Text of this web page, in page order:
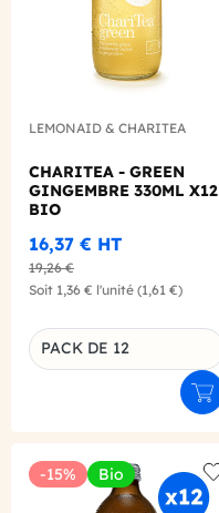
LEMONAID & CHARITEA
CHARITEA - GREEN
GINGEMBRE 330ML X12
BIO
16,37 € HT
19,26 €
Soit 1,36 € l'unité (1,61 €)
Déclinaison du produit
PACK DE 12
-15% Bio